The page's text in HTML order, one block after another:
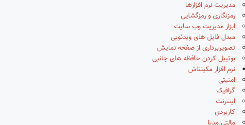
مدیریت نرم افزارها
رمزنگاری و رمزگشایی
ابزار مدیریت وب سایت
مبدل فایل های ویدئویی
تصویربرداری از صفحه نمایش
بوتیبل کردن حافظه های جانبی
نرم افزار مکینتاش
امنیتی
گرافیک
اینترنت
کاربردی